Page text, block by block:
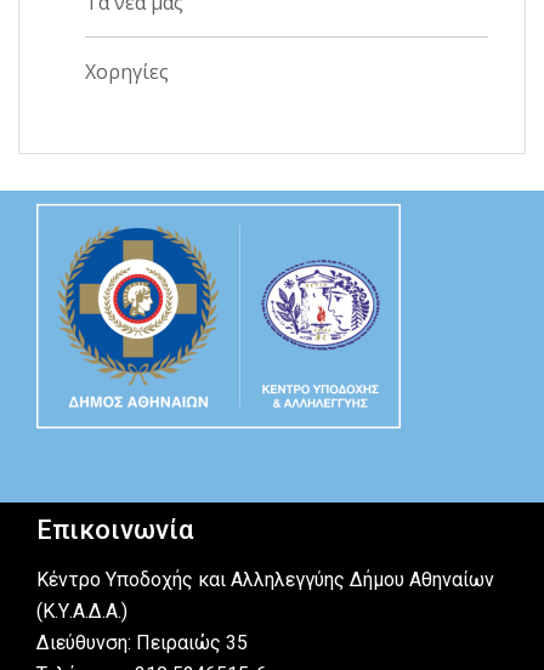
Χορηγίες
Επικοινωνία
Κέντρο Υποδοχής και Αλληλεγγύης Δήμου Αθηναίων
(Κ.Υ.Α.Δ.Α.)
Διεύθυνση: Πειραιώς 35